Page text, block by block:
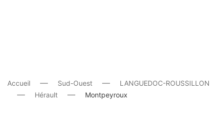
Accueil Sud-Ouest
LANGUEDOC-ROUSSILLON
Hérault
Montpeyroux